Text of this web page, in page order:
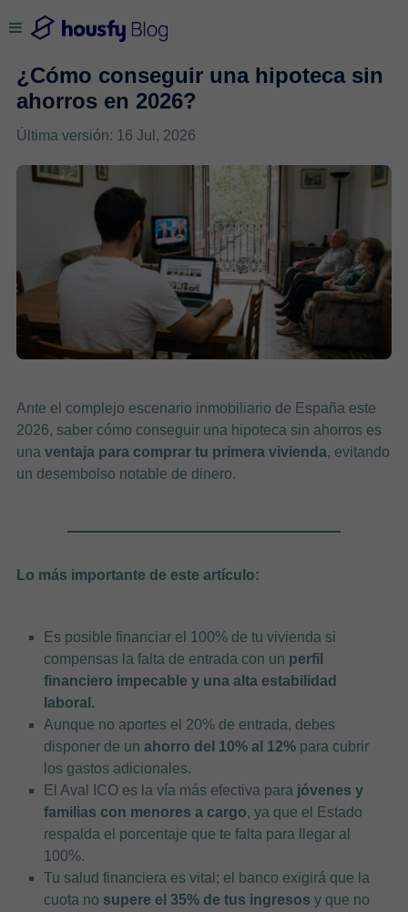
¿Cómo conseguir una hipoteca sin
ahorros en 2026?
Última versión: 16 Jul, 2026
Ante el complejo escenario inmobiliario de España este
2026, saber cómo conseguir una hipoteca sin ahorros es
una ventaja para comprar tu primera vivienda, evitando
un desembolso notable de dinero.
Lo más importante de este artículo:
Es posible financiar el 100% de tu vivienda si
compensas la falta de entrada con un perfil
financiero impecable y una alta estabilidad
laboral.
Aunque no aportes el 20% de entrada, debes
disponer de unahorro del 10% al 12% para cubrir
los gastos adicionales.
El Aval ICO es la vía más efectiva para jóvenes y
familias con menores a cargo, ya que el Estado
respalda el porcentaje que te falta para llegar al
100%.
Tu salud financiera es vital; el banco exigirá que la
cuota no supere el 35% de tus ingresos y que no